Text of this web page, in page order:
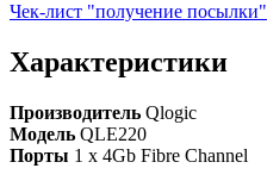
Чек-лист "получение посылки"
Характеристики
Производитель Qlogic
Модель QLE220
Порты 1 x 4Gb Fibre Channel